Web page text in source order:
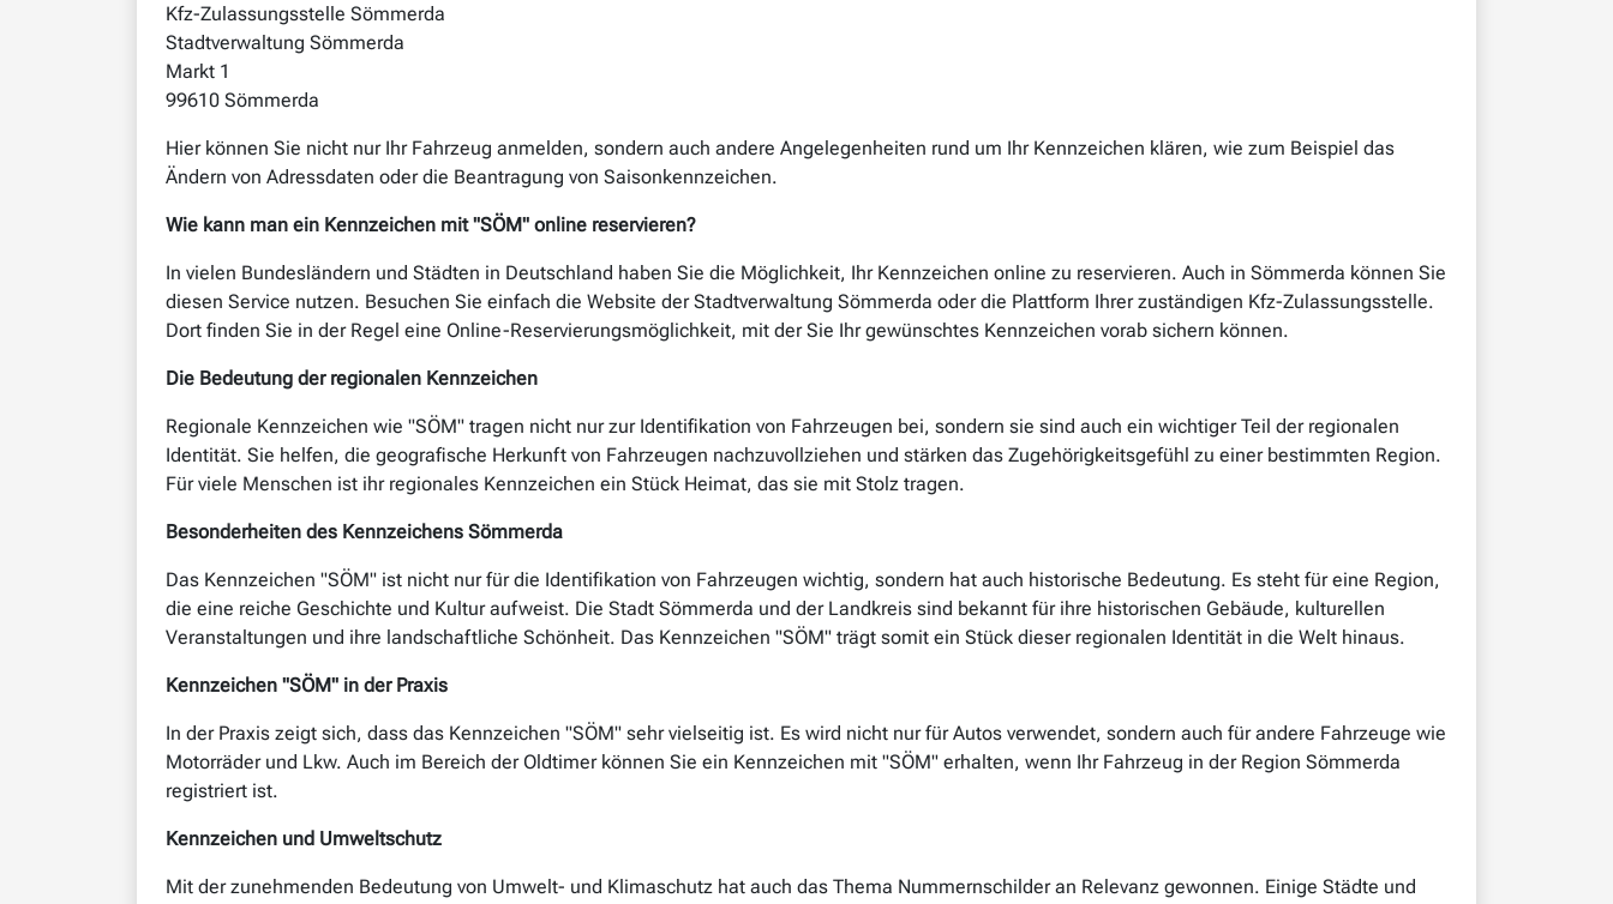
Kfz-Zulassungsstelle Sömmerda
Stadtverwaltung Sömmerda
Markt 1
99610 Sömmerda
Hier können Sie nicht nur Ihr Fahrzeug anmelden, sondern auch andere Angelegenheiten rund um Ihr Kennzeichen klären, wie zum Beispiel das
Ändern von Adressdaten oder die Beantragung von Saisonkennzeichen.
Wie kann man ein Kennzeichen mit "SÖM" online reservieren?
In vielen Bundesländern und Städten in Deutschland haben Sie die Möglichkeit, Ihr Kennzeichen online zu reservieren. Auch in Sömmerda können Sie
diesen Service nutzen. Besuchen Sie einfach die Website der Stadtverwaltung Sömmerda oder die Plattform Ihrer zuständigen Kfz-Zulassungsstelle.
Dort finden Sie in der Regel eine Online-Reservierungsmöglichkeit, mit der Sie Ihr gewünschtes Kennzeichen vorab sichern können.
Die Bedeutung der regionalen Kennzeichen
Regionale Kennzeichen wie "SÖM" tragen nicht nur zur Identifikation von Fahrzeugen bei, sondern sie sind auch ein wichtiger Teil der regionalen
Identität. Sie helfen, die geografische Herkunft von Fahrzeugen nachzuvollziehen und stärken das Zugehörigkeitsgefühl zu einer bestimmten Region.
Für viele Menschen ist ihr regionales Kennzeichen ein Stück Heimat, das sie mit Stolz tragen.
Besonderheiten des Kennzeichens Sömmerda
Das Kennzeichen "SÖM" ist nicht nur für die Identifikation von Fahrzeugen wichtig, sondern hat auch historische Bedeutung. Es steht für eine Region,
die eine reiche Geschichte und Kultur aufweist. Die Stadt Sömmerda und der Landkreis sind bekannt für ihre historischen Gebäude, kulturellen
Veranstaltungen und ihre landschaftliche Schönheit. Das Kennzeichen "SÖM" trägt somit ein Stück dieser regionalen Identität in die Welt hinaus.
Kennzeichen "SÖM" in der Praxis
In der Praxis zeigt sich, dass das Kennzeichen "SÖM" sehr vielseitig ist. Es wird nicht nur für Autos verwendet, sondern auch für andere Fahrzeuge wie
Motorräder und Lkw. Auch im Bereich der Oldtimer können Sie ein Kennzeichen mit "SÖM" erhalten, wenn Ihr Fahrzeug in der Region Sömmerda
registriert ist.
Kennzeichen und Umweltschutz
Mit der zunehmenden Bedeutung von Umwelt- und Klimaschutz hat auch das Thema Nummernschilder an Relevanz gewonnen. Einige Städte und